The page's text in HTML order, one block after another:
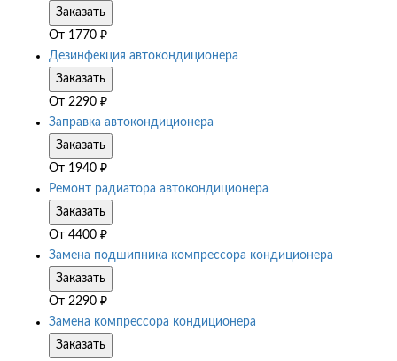
Заказать
От 1770 ₽
Дезинфекция автокондиционера
Заказать
От 2290 ₽
Заправка автокондиционера
Заказать
От 1940 ₽
Ремонт радиатора автокондиционера
Заказать
От 4400 ₽
Замена подшипника компрессора кондиционера
Заказать
От 2290 ₽
Замена компрессора кондиционера
Заказать